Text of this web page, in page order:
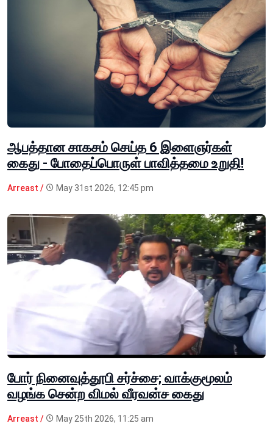
ஆபத்தான சாகசம் செய்த 6 இளைஞர்கள்
கைது - போதைப்பொருள் பாவித்தமை உறுதி!
Arreast / May 31st 2026, 12:45 pm
போர் நினைவுத்தூபி சர்ச்சை; வாக்குமூலம்
வழங்க சென்ற விமல் வீரவன்ச கைது
Arreast / May 25th 2026, 11:25 am